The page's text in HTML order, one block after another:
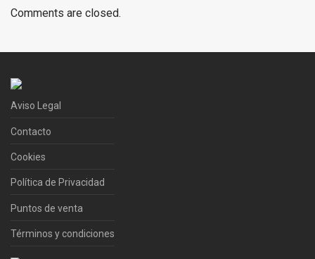
Comments are closed.
Aviso Legal
Contacto
Cookies
Política de Privacidad
Puntos de venta
Términos y condiciones